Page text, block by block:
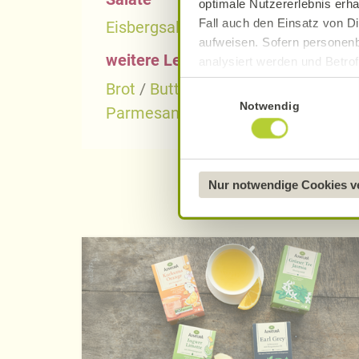
optimale Nutzererlebnis
Fall auch den Einsatz von
aufweisen. Sofern
analysiert werden und
Datenverarbeitung und -
Datenschutzerklärung
Näheres über uns erfahren
Notwendig
Nur notwendige Cookies
Eisbergsalat /Feldsalat /Kopfsalat
weitere Lebensmittel
Brot / Butter
Parmesan
Plätzchen/Reis